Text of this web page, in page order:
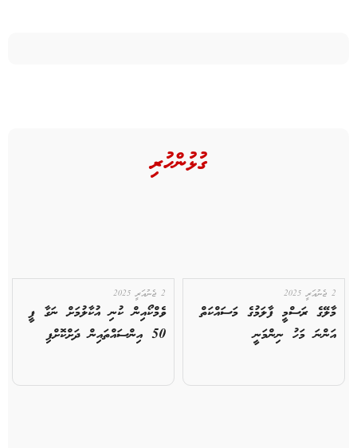
ގުޅުންހުރި
2 ޖެނުއަރީ 2025
މާލޭގެ ރަސްމީ ފާލަމުގެ މަސައްކަތް
އަންނަ މަހު ނިންމަނީ
2 ޖެނުއަރީ 2025
ވެމްކޯއިން ކުނި އުކާލުމަށް ނަގާ ފީ
50 އިންސައްތައިން ދަށްކޮށްފި